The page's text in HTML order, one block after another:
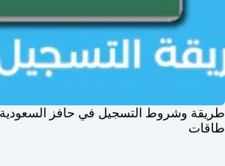
طريقة وشروط التسجيل في حافز
طاقات